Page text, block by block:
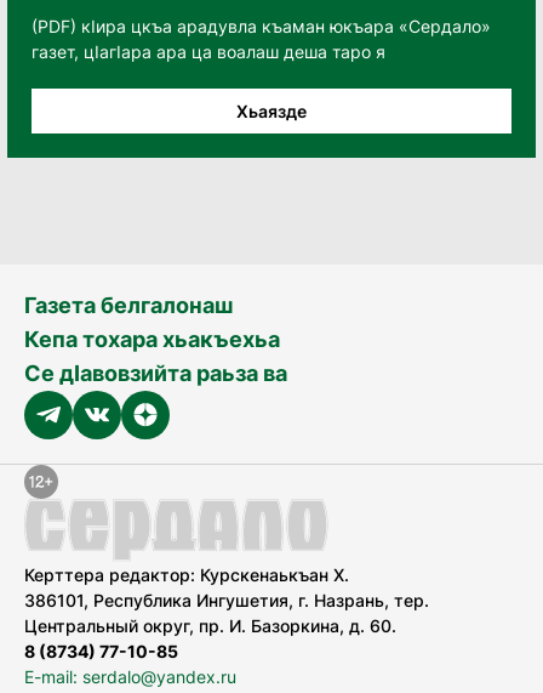
(PDF) кӀира цкъа арадувла къаман юкъара «Сердало»
газет, цӀагӀара ара ца воалаш деша таро я
Хьаязде
Газета белгалонаш
Кепа тохара хьакъехьа
Се дӀавовзийта раьза ва
Керттера редактор: Курскенаькъан Х.
386101, Республика Ингушетия, г. Назрань, тер.
Центральный округ, пр. И. Базоркина, д. 60.
8 (8734) 77-10-85
E-mail: serdalo@yandex.ru